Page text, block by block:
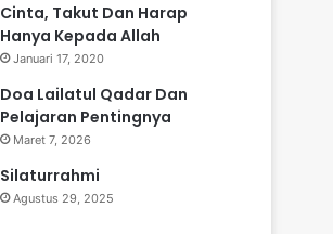
Cinta, Takut Dan Harap
Hanya Kepada Allah
Januari 17, 2020
Doa Lailatul Qadar Dan
Pelajaran Pentingnya
Maret 7, 2026
Silaturrahmi
Agustus 29, 2025